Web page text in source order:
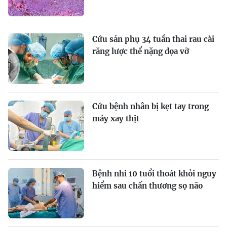
Cứu sản phụ 34 tuần thai rau cài
răng lược thể nặng dọa vỡ
Cứu bệnh nhân bị kẹt tay trong
máy xay thịt
Bệnh nhi 10 tuổi thoát khỏi nguy
hiểm sau chấn thương sọ não